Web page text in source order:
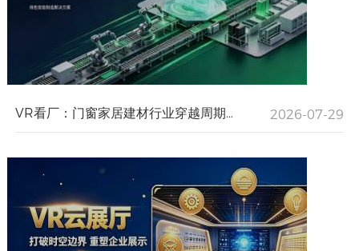
VR看厂：门窗家居建材行业穿越周期的“数字方舟：流量变现” 2026-07-29